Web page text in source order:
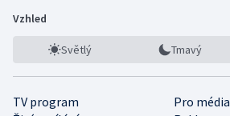
Vzhled
Světlý Tmavý
TV program
Pro média